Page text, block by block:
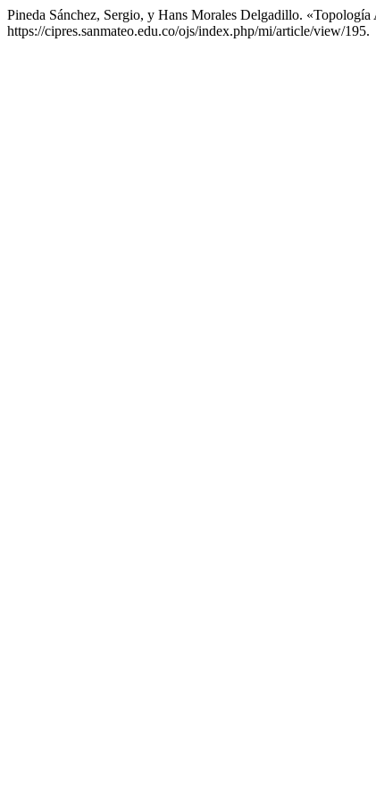
Pineda Sánchez, Sergio, y Hans Morales Delgadillo.
https://cipres.sanmateo.edu.co/ojs/index.php/mi/article/view/195.